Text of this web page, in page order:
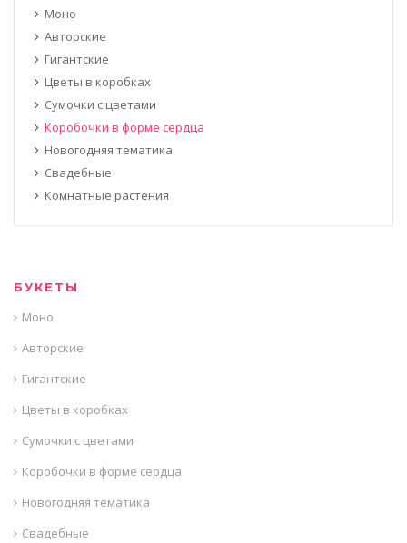
Моно
Авторские
Гигантские
Цветы в коробках
Сумочки с цветами
Коробочки в форме сердца
Новогодняя тематика
Свадебные
Комнатные растения
БУКЕТЫ
Моно
Авторские
Гигантские
Цветы в коробках
Сумочки с цветами
Коробочки в форме сердца
Новогодняя тематика
Свадебные